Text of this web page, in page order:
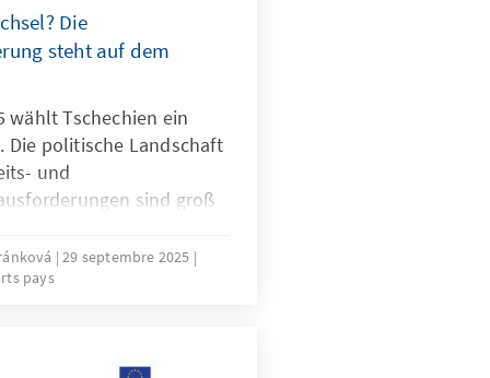
Die
steht auf dem
wählt Tschechien ein
Die politische Landschaft
und
sind groß
Doch gerade jetzt
und
29 septembre 2025
pays